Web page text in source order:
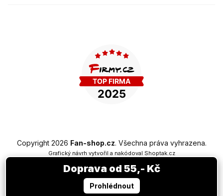
Vytvořil Shoptet Premium
Copyright 2026 Fan-shop.cz. Všechna práva vyhrazena.
Grafický návrh vytvořil a nakódoval Shoptak.cz
Doprava od 55,- Kč
Prohlédnout